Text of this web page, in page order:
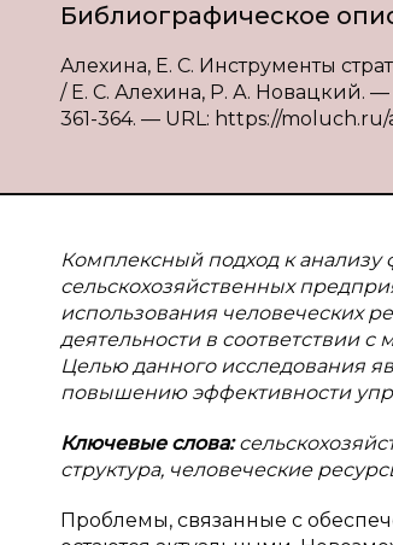
Библиографическое
Алехина, Е. С. Инструменты
/ Е. С. Алехина, Р. А. Новацкий.
361-364. — URL: https://moluch.ru/
Комплексный подход к анализу
сельскохозяйственных
использования человеческих
деятельности в соответствии
Целью данного исследования
повышению эффективности
Ключевые слова:
структура, человеческие
Проблемы, связанные с